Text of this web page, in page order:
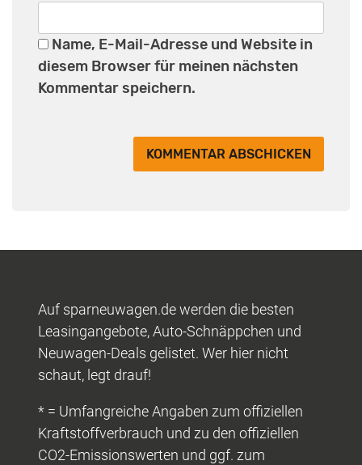
Name, E-Mail-Adresse und Website in
diesem Browser für meinen nächsten
Kommentar speichern.
Auf sparneuwagen.de werden die besten
Leasingangebote, Auto-Schnäppchen und
Neuwagen-Deals gelistet. Wer hier nicht
schaut, legt drauf!
* = Umfangreiche Angaben zum offiziellen
Kraftstoffverbrauch und zu den offiziellen
CO2-Emissionswerten und ggf. zum